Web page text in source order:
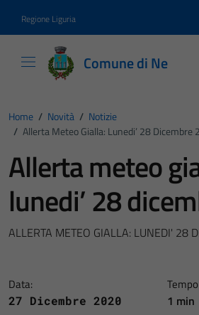
Regione Liguria
Comune di Ne
Home / Novità / Notizie
/ Allerta Meteo Gialla: Lunedi’ 28 Dicembre
Allerta meteo
lunedi’ 28
ALLERTA METEO GIALLA: LUNEDI' 28
Data:
27 Dicembre 2020 1 min